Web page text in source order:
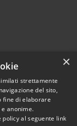
© 2026 • Comune di
Giorgio • Powered by
×
strettamente
del sito,
fine di elaborare
anonime.
al seguente link